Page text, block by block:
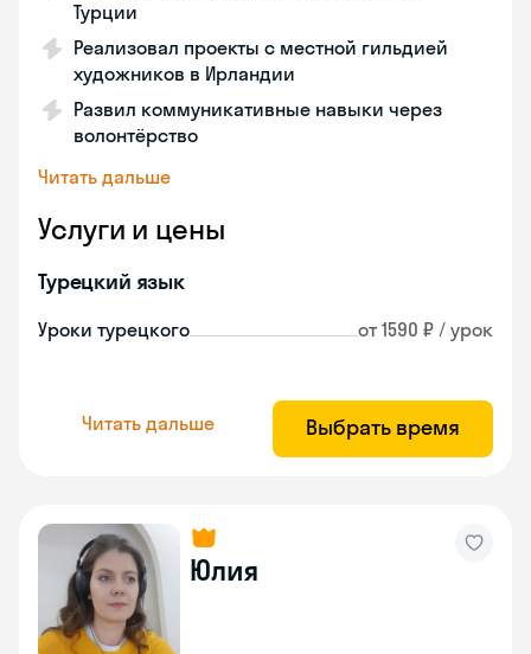
Турции
Реализовал проекты с местной гильдией
художников в Ирландии
Развил коммуникативные навыки через
волонтёрство
Читать дальше
Услуги и цены
Турецкий язык
Уроки турецкого от 1590 ₽ / урок
Читать дальше Выбрать время
Юлия